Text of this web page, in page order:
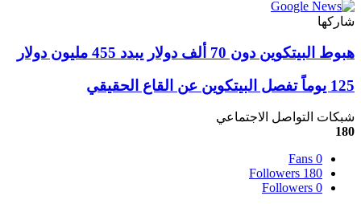
شاركها
هبوط
البيتكوين
دون
70
ألف
دولار
مليون
دولار
هبوط البيتكوين دون 70 ألف دولار يبدد 455 مليون دولار
125
تفصل
البيتكوين
القاع
الحقيقي
125 يوماً تفصل البيتكوين عن القاع الحقيقي
شبكات التواصل الاجتماعي
180
0
Fans
180
Followers
0
Followers